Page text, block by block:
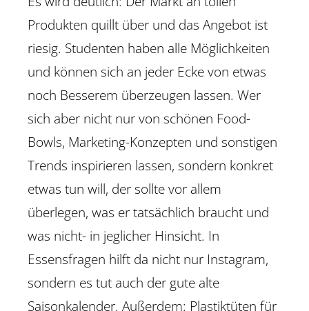
Produkten quillt über und das Angebot ist
riesig. Studenten haben alle Möglichkeiten
und können sich an jeder Ecke von etwas
noch Besserem überzeugen lassen. Wer
sich aber nicht nur von schönen Food-
Bowls, Marketing-Konzepten und sonstigen
Trends inspirieren lassen, sondern konkret
etwas tun will, der sollte vor allem
überlegen, was er tatsächlich braucht und
was nicht- in jeglicher Hinsicht. In
Essensfragen hilft da nicht nur Instagram,
sondern es tut auch der gute alte
Saisonkalender. Außerdem: Plastiktüten für